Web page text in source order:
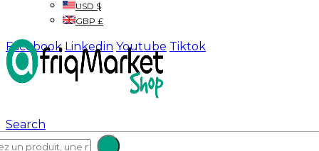
USD $
GBP £
Facebook Linkedin Youtube Tiktok
Search